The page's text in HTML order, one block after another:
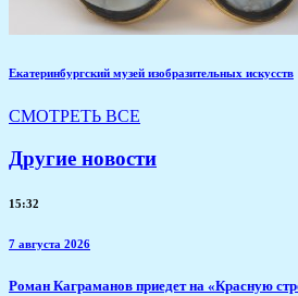
Екатеринбургский музей изобразительных искусств
СМОТРЕТЬ ВСЕ
Другие новости
15:32
7 августа 2026
​Роман Каграманов приедет на «Красную